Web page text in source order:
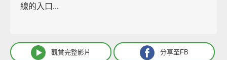
線的入口...
觀賞完整影片 分享至FB